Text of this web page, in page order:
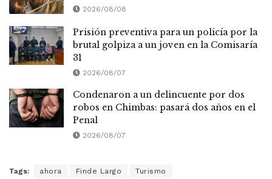
2026/08/08
Prisión preventiva para un policía por la
brutal golpiza a un joven en la Comisaría
31
2026/08/07
Condenaron a un delincuente por dos
robos en Chimbas: pasará dos años en el
Penal
2026/08/07
Tags: ahora Finde Largo Turismo